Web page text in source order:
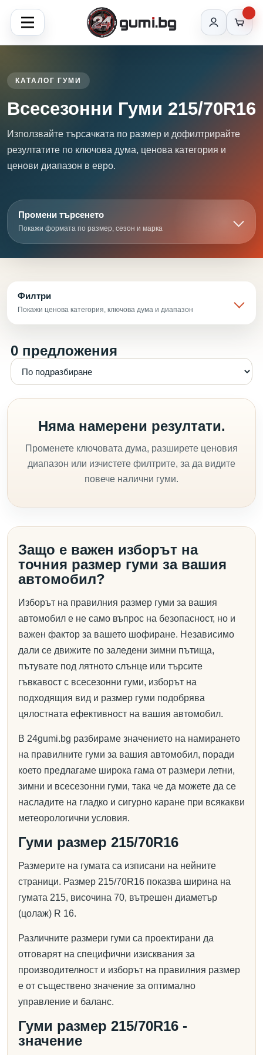
КАТАЛОГ ГУМИ
Всесезонни Гуми 215/70R16
Използвайте търсачката по размер и дофилтрирайте
резултатите по ключова дума, ценова категория и
ценови диапазон в евро.
Промени търсенето
Покажи формата по размер, сезон и марка
Филтри
Покажи ценова категория, ключова дума и диапазон
0 предложения
Няма намерени резултати.
Променете ключовата дума, разширете ценовия
диапазон или изчистете филтрите, за да видите
повече налични гуми.
Защо е важен изборът на
точния размер гуми за вашия
автомобил?
Изборът на правилния размер гуми за вашия
автомобил е не само въпрос на безопасност, но и
важен фактор за вашето шофиране. Независимо
дали се движите по заледени зимни пътища,
пътувате под лятното слънце или търсите
гъвкавост с всесезонни гуми, изборът на
подходящия вид и размер гуми подобрява
цялостната ефективност на вашия автомобил.
В 24gumi.bg разбираме значението на намирането
на правилните гуми за вашия автомобил, поради
което предлагаме широка гама от размери летни,
зимни и всесезонни гуми, така че да можете да се
насладите на гладко и сигурно каране при всякакви
метеорологични условия.
Гуми размер 215/70R16
Размерите на гумата са изписани на нейните
страници. Размер 215/70R16 показва ширина на
гумата 215, височина 70, вътрешен диаметър
(цолаж) R 16.
Различните размери гуми са проектирани да
отговарят на специфични изисквания за
производителност и изборът на правилния размер
е от съществено значение за оптимално
управление и баланс.
Гуми размер 215/70R16 -
значение